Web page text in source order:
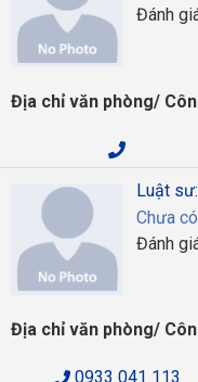
Đánh
Địa chỉ văn phòng/
Luật sư:
Chưa
Đánh
Địa chỉ văn phòng/
0933 041 113